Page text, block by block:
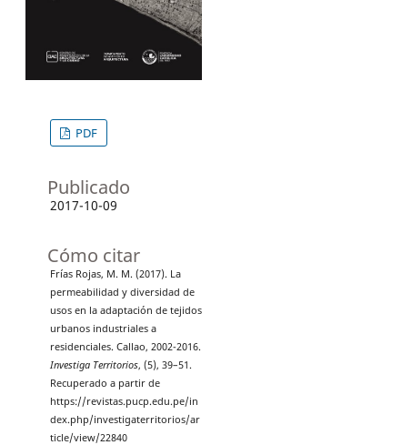
PDF
Publicado
2017-10-09
Cómo citar
Frías Rojas, M. M. (2017). La
permeabilidad y diversidad de
usos en la adaptación de tejidos
urbanos industriales a
residenciales. Callao, 2002-2016.
Investiga Territorios, (5), 39–51.
Recuperado a partir de
https://revistas.pucp.edu.pe/in
dex.php/investigaterritorios/ar
ticle/view/22840